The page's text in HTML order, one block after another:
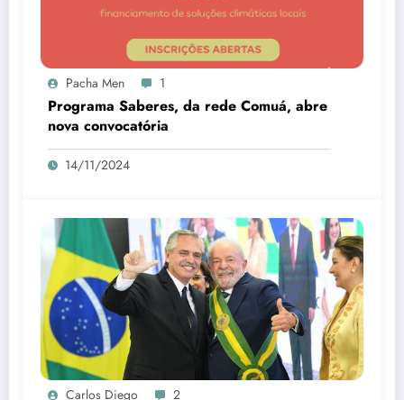
Pacha Men 1
Programa Saberes, da rede Comuá, abre
nova convocatória
14/11/2024
Carlos Diego 2